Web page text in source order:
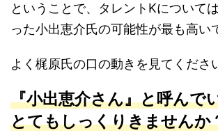
ということで、タレントKについて
った小出恵介氏の可能性が最も高い
よく梶原氏の口の動きを見てくださ
『小出恵介さん』と呼んで
とてもしっくりきませんか